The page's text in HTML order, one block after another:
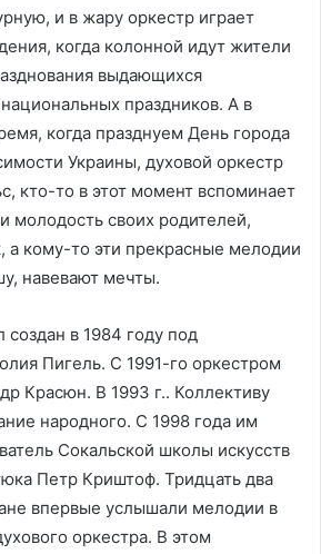
и в жару оркестр играет
когда колонной идут жители
выдающихся
праздников. А в
когда празднуем День города
Украины, духовой оркестр
кто-то в этот момент вспоминает
молодость своих родителей,
а кому-то эти прекрасные мелодии
навевают мечты.
создан в 1984 году под
Пигель. С 1991-го оркестром
Красюн. В 1993 г.. Коллективу
народного. С 1998 года им
Сокальской школы искусств
Петр Криштоф. Тридцать два
впервые услышали мелодии в
оркестра. В этом